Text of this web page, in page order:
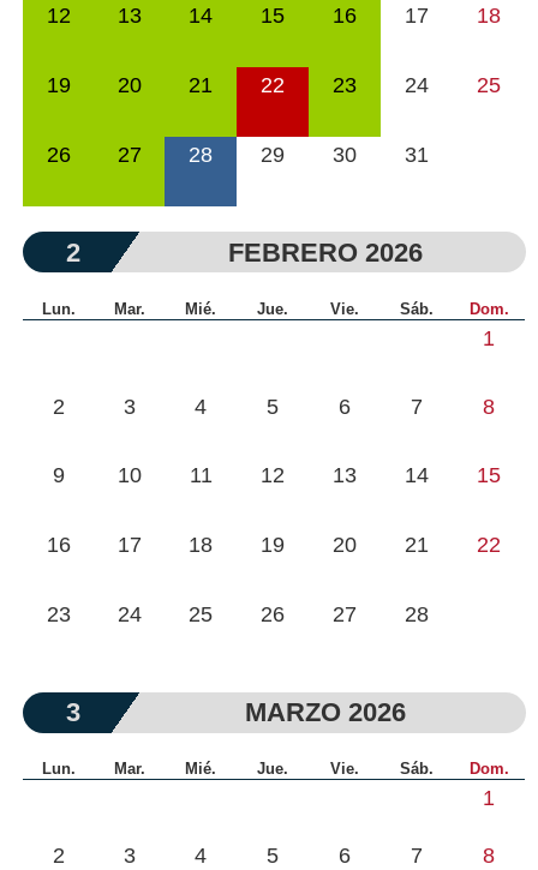
12 13 14 15 16 17 18
19 20 21 22 23 24 25
26 27 28 29 30 31
2 FEBRERO 2026
Lun. Mar. Mié. Jue. Vie. Sáb. Dom.
1
2 3 4 5 6 7 8
9 10 11 12 13 14 15
16 17 18 19 20 21 22
23 24 25 26 27 28
3 MARZO 2026
Lun. Mar. Mié. Jue. Vie. Sáb. Dom.
1
2 3 4 5 6 7 8